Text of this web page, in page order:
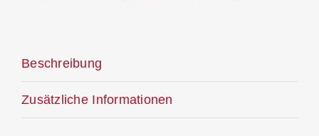
Beschreibung
Zusätzliche Informationen